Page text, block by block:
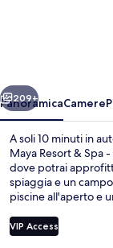
&
Spa
All
Inclusive
Avanti
209+
PanoramicaCamere
A soli 10 minuti in
Maya Resort & Spa
dove potrai
spiaggia e un
piscine all'aperto e
ristoranti in loco,
pranzo e la cena.
VIP Access